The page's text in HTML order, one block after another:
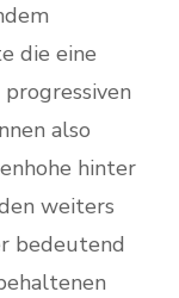
die eine
also
hinter
weiters
bedeutend